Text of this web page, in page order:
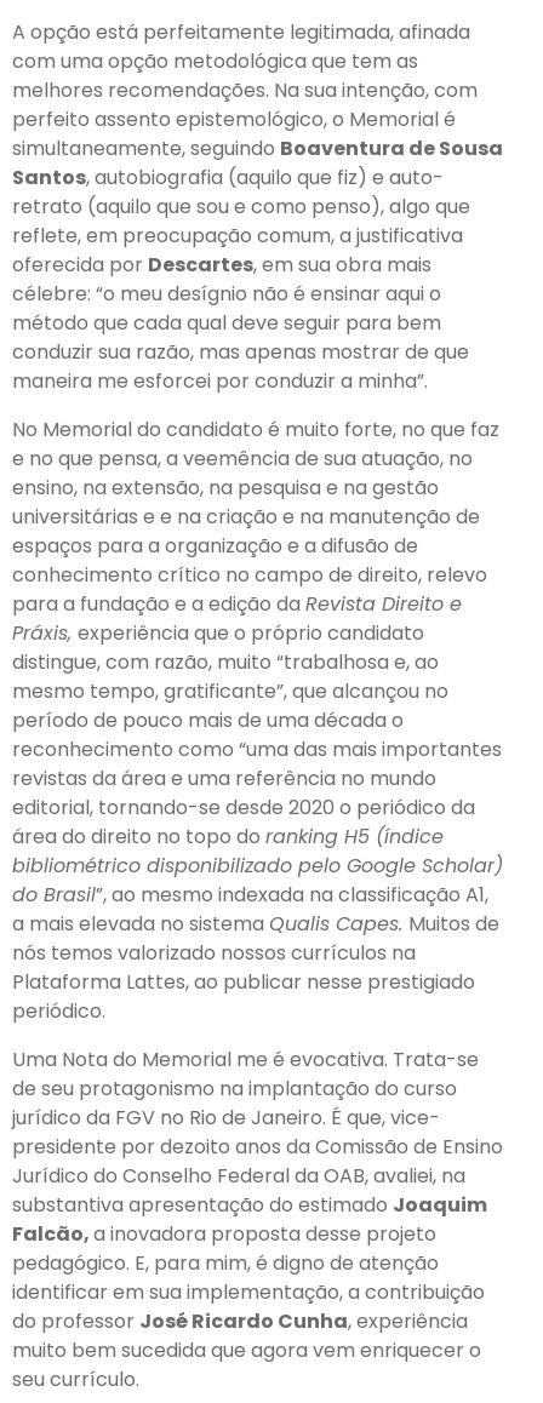
A opção está perfeitamente legitimada, afinada
com uma opção metodológica que tem as
melhores recomendações. Na sua intenção, com
perfeito assento epistemológico, o Memorial é
simultaneamente, seguindo Boaventura de Sousa
Santos, autobiografia (aquilo que fiz) e auto-
retrato (aquilo que sou e como penso), algo que
reflete, em preocupação comum, a justificativa
oferecida por Descartes, em sua obra mais
célebre: “o meu desígnio não é ensinar aqui o
método que cada qual deve seguir para bem
conduzir sua razão, mas apenas mostrar de que
maneira me esforcei por conduzir a minha”.
No Memorial do candidato é muito forte, no que faz
e no que pensa, a veemência de sua atuação, no
ensino, na extensão, na pesquisa e na gestão
universitárias e e na criação e na manutenção de
espaços para a organização e a difusão de
conhecimento crítico no campo de direito, relevo
para a fundação e a edição da Revista Direito e
Práxis, experiência que o próprio candidato
distingue, com razão, muito “trabalhosa e, ao
mesmo tempo, gratificante”, que alcançou no
período de pouco mais de uma década o
reconhecimento como “uma das mais importantes
revistas da área e uma referência no mundo
editorial, tornando-se desde 2020 o periódico da
área do direito no topo do ranking H5 (índice
bibliométrico disponibilizado pelo Google Scholar)
do Brasil”, ao mesmo indexada na classificação A1,
a mais elevada no sistema Qualis Capes. Muitos de
nós temos valorizado nossos currículos na
Plataforma Lattes, ao publicar nesse prestigiado
periódico.
Uma Nota do Memorial me é evocativa. Trata-se
de seu protagonismo na implantação do curso
jurídico da FGV no Rio de Janeiro. É que, vice-
presidente por dezoito anos da Comissão de Ensino
Jurídico do Conselho Federal da OAB, avaliei, na
substantiva apresentação do estimado Joaquim
Falcão,a inovadora proposta desse projeto
pedagógico. E, para mim, é digno de atenção
identificar em sua implementação, a contribuição
do professor José Ricardo Cunha, experiência
muito bem sucedida que agora vem enriquecer o
seu currículo.